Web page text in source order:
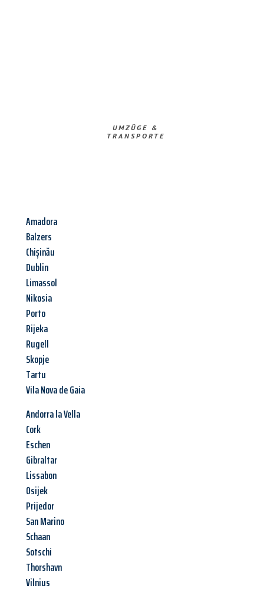
UMZÜGE &
TRANSPORTE
Amadora
Balzers
Chișinău
Dublin
Limassol
Nikosia
Porto
Rijeka
Rugell
Skopje
Tartu
Vila Nova de Gaia
Andorra la Vella
Cork
Eschen
Gibraltar
Lissabon
Osijek
Prijedor
San Marino
Schaan
Sotschi
Thorshavn
Vilnius